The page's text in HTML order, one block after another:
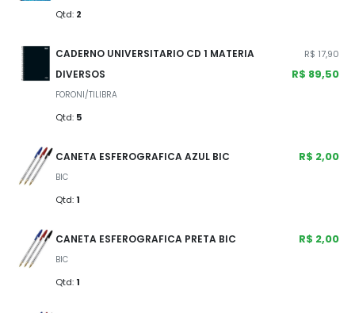
Qtd: 2
CADERNO UNIVERSITARIO CD 1 MATERIA
DIVERSOS
FORONI/TILIBRA
Qtd: 5
R$ 17,90
R$ 89,50
CANETA ESFEROGRAFICA AZUL BIC
BIC
Qtd: 1
R$ 2,00
CANETA ESFEROGRAFICA PRETA BIC
BIC
Qtd: 1
R$ 2,00